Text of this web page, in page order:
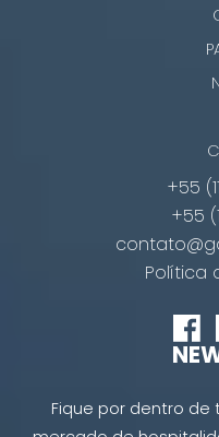
+55
+55
Política
Fique por dentro